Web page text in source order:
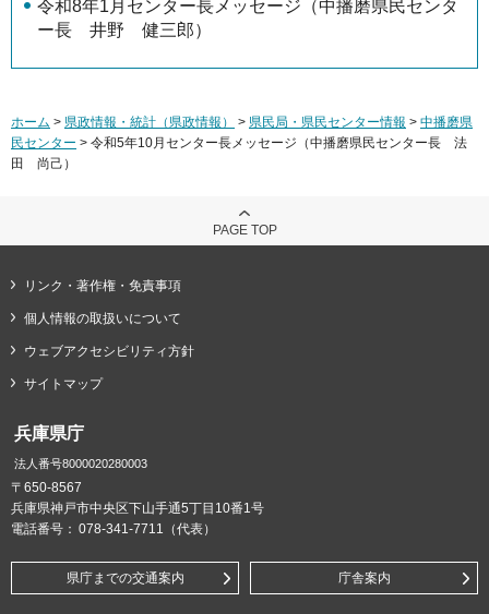
令和8年1月センター長メッセージ（中播磨県民センタ
ー長 井野 健三郎）
ホーム > 県政情報・統計（県政情報） > 県民局・県民センター情報 > 中播磨県
民センター > 令和5年10月センター長メッセージ（中播磨県民センター長 法
田 尚己）
PAGE TOP
リンク・著作権・免責事項
個人情報の取扱いについて
ウェブアクセシビリティ方針
サイトマップ
兵庫県庁
法人番号8000020280003
〒650-8567
兵庫県神戸市中央区下山手通5丁目10番1号
電話番号： 078-341-7711（代表）
県庁までの交通案内 庁舎案内